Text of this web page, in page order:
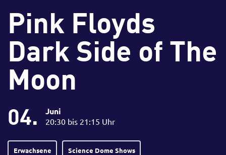
Pink Floyds
Dark Side of The
Moon
04. Juni
20:30 bis 21:15 Uhr
Erwachsene Science Dome Shows